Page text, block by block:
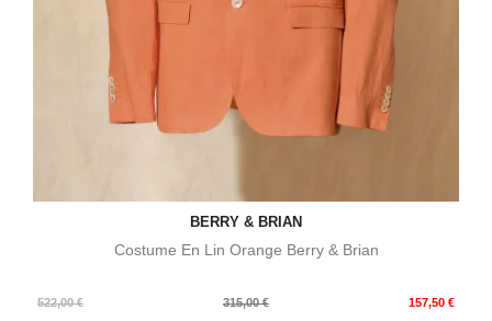
BERRY & BRIAN
Costume En Lin Orange Berry & Brian
522,00 €
Prix
315,00 € 157,50 €
Prix